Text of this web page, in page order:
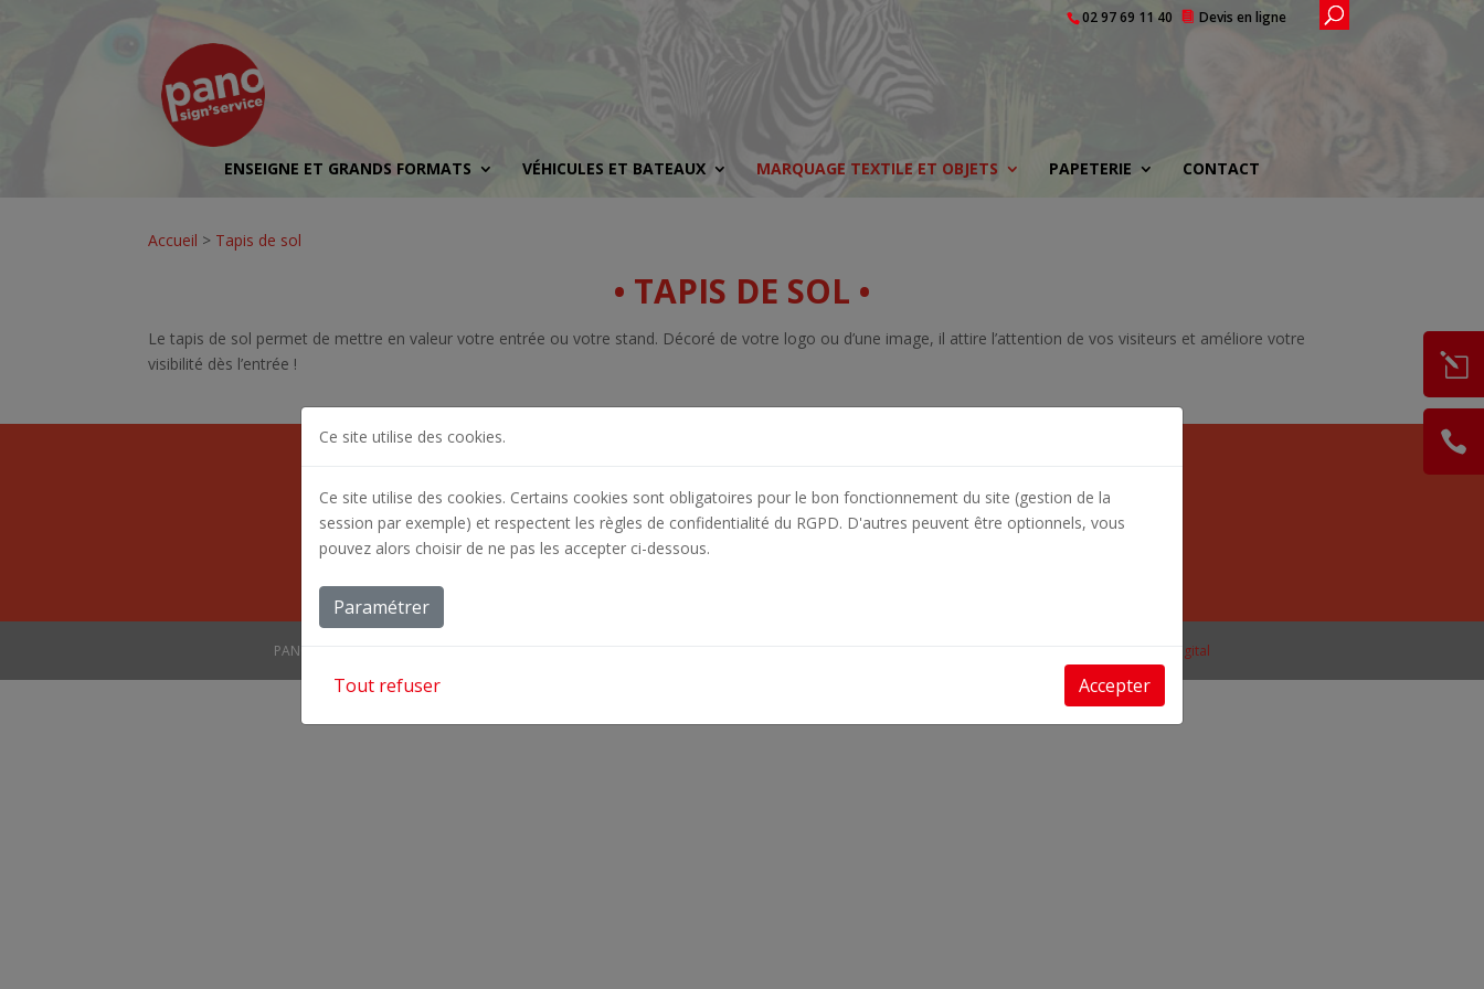
02 97 69 11 40 Devis en ligne
ENSEIGNE ET GRANDS FORMATS VÉHICULES ET BATEAUX MARQUAGE TEXTILE ET OBJETS PAPETERIE CONTACT
Accueil > Tapis de sol
• TAPIS DE SOL •
Le tapis de sol permet de mettre en valeur votre entrée ou votre stand. Décoré de votre logo ou d’une image, il attire l’attention de vos visiteurs et améliore votre
visibilité dès l’entrée !
• PANO VANNES •
134 bd de la Paix 56000 Vannes Tél : 02 97 69 11 40 • Mail : pano-vannes@orange.fr
• HORAIRES •
Lundi : de 14h à 18h Du mardi au vendredi : de 9h à 12h / de 14h à 18h
PANO VANNES • 134 boulevard de la Paix 56000 Vannes © 2022 - PANO VANNES Tous droits réservées - Breizhdigital
Ce site utilise des cookies.
Ce site utilise des cookies. Certains cookies sont obligatoires pour le bon fonctionnement du site (gestion de la
session par exemple) et respectent les règles de confidentialité du RGPD. D'autres peuvent être optionnels, vous
pouvez alors choisir de ne pas les accepter ci-dessous.
Paramétrer
Tout refuser Accepter